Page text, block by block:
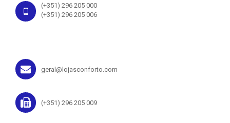
(+351) 296 205 000
(+351) 296 205 006
geral@lojasconforto.com
(+351) 296 205 009